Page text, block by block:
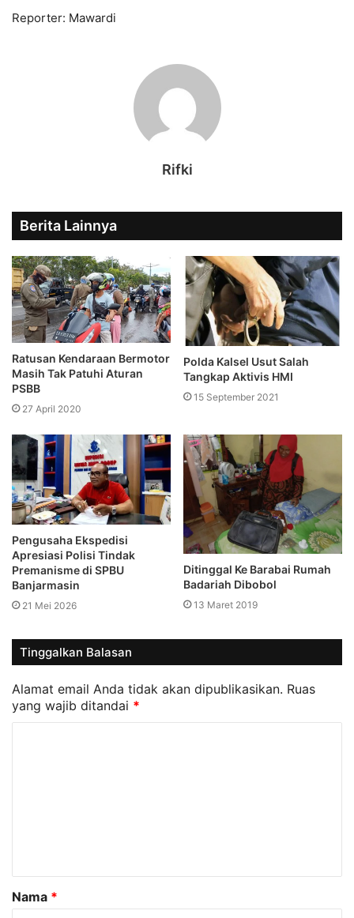
Reporter: Mawardi
Rifki
Berita Lainnya
Ratusan Kendaraan Bermotor
Masih Tak Patuhi Aturan
PSBB
27 April 2020
Polda Kalsel Usut Salah
Tangkap Aktivis HMI
15 September 2021
Pengusaha Ekspedisi
Apresiasi Polisi Tindak
Premanisme di SPBU
Banjarmasin
21 Mei 2026
Ditinggal Ke Barabai Rumah
Badariah Dibobol
13 Maret 2019
Tinggalkan Balasan
Alamat email Anda tidak akan dipublikasikan. Ruas
yang wajib ditandai *
a
r
Nama *